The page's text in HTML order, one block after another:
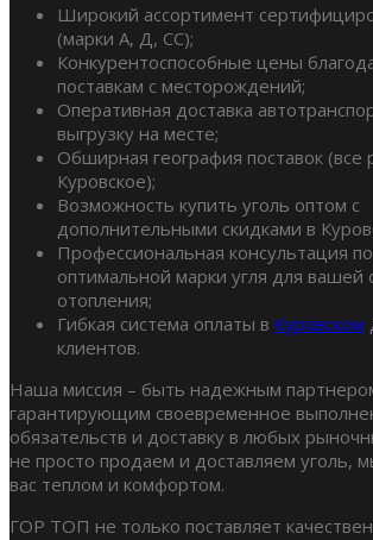
Широкий ассортимент
(марки А, Д, СС);
Конкурентоспособные цены
поставкам с месторождений;
Оперативная доставка
выгрузку на месте;
Обширная география поставок (все
Куровское);
Возможность купить уголь оптом с
дополнительными скидками в
Профессиональная консультация
оптимальной марки угля для вашей
отопления;
Гибкая система оплаты в Куровском
клиентов.
Наша миссия – быть надежным
гарантирующим своевременное
обязательств и доставку в любых
не просто продаем и доставляем уголь,
вас теплом и комфортом.
ГОР ТОП не только поставляет